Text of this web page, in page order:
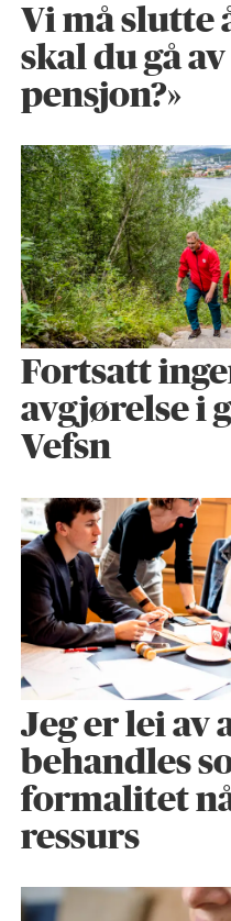
Vi må slutte
skal du gå
pensjon?»
Fortsatt
avgjørelse i
Vefsn
Jeg er lei av
behandles
formalitet
ressurs